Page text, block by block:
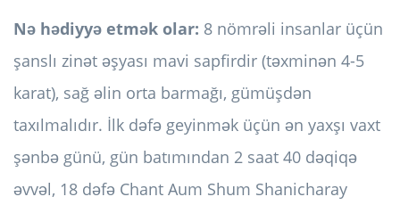
Nə hədiyyə etmək olar: 8 nömrəli insanlar üçün
şanslı zinət əşyası mavi sapfirdir (təxminən 4-5
karat), sağ əlin orta barmağı, gümüşdən
taxılmalıdır. İlk dəfə geyinmək üçün ən yaxşı vaxt
şənbə günü, gün batımından 2 saat 40 dəqiqə
əvvəl, 18 dəfə Chant Aum Shum Shanicharay